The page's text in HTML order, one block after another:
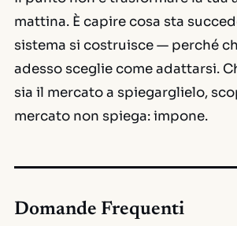
mattina. È capire cosa sta
sistema si costruisce — perché
adesso sceglie come adattarsi.
sia il mercato a spiegarglielo,
mercato non spiega: impone.
Domande Frequenti